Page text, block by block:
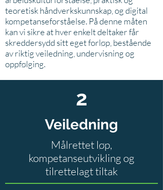
teoretisk håndverkskunnskap, og digital
kompetanseforståelse. På denne måten
kan vi sikre at hver enkelt deltaker får
skreddersydd sitt eget forløp, bestående
av riktig veiledning, undervisning og
oppfølging.
2
Veiledning
Målrettet løp,
kompetanseutvikling og
tilrettelagt tiltak